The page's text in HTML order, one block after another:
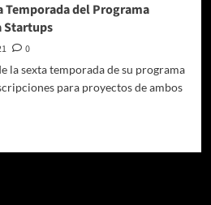
Temporada del Programa
Startups
0
la sexta temporada de su programa
para proyectos de ambos